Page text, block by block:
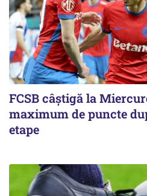
FCSB câştigă la
maximum de puncte
etape